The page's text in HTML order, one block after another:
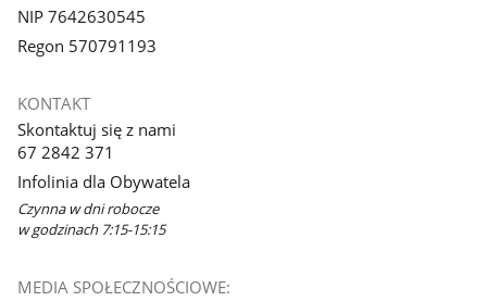
NIP 7642630545
Regon 570791193
KONTAKT
Skontaktuj się z nami
67 2842 371
Infolinia dla Obywatela
Czynna w dni robocze
w godzinach 7:15-15:15
MEDIA SPOŁECZNOŚCIOWE: